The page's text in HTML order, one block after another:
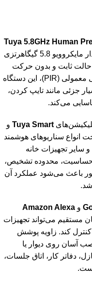
Tuya 5.8GHz Human
یک سنسور پیشرفته مبتنی بر فناوری رادار مایکروویو 5.8 گیگاهرتزی
حالت ثابت و بدون حرکت
تشخیص دهد. برخلاف سنسورهای حرکتی معمولی (PIR)، این دستگاه
جزئی مانند تایپ کردن،
می‌کند.
Tuya Smart و
سناریوهای هوشمند
سایر تجهیزات خانه
حساسیت، محدوده تشخیص،
باعث می‌شود عملکرد آن
و Amazon Alexa
مستقیم می‌تواند تجهیزات
کند. زاویه پوشش
آسان روی دیوار یا
دفاتر کار، اتاق جلسات،